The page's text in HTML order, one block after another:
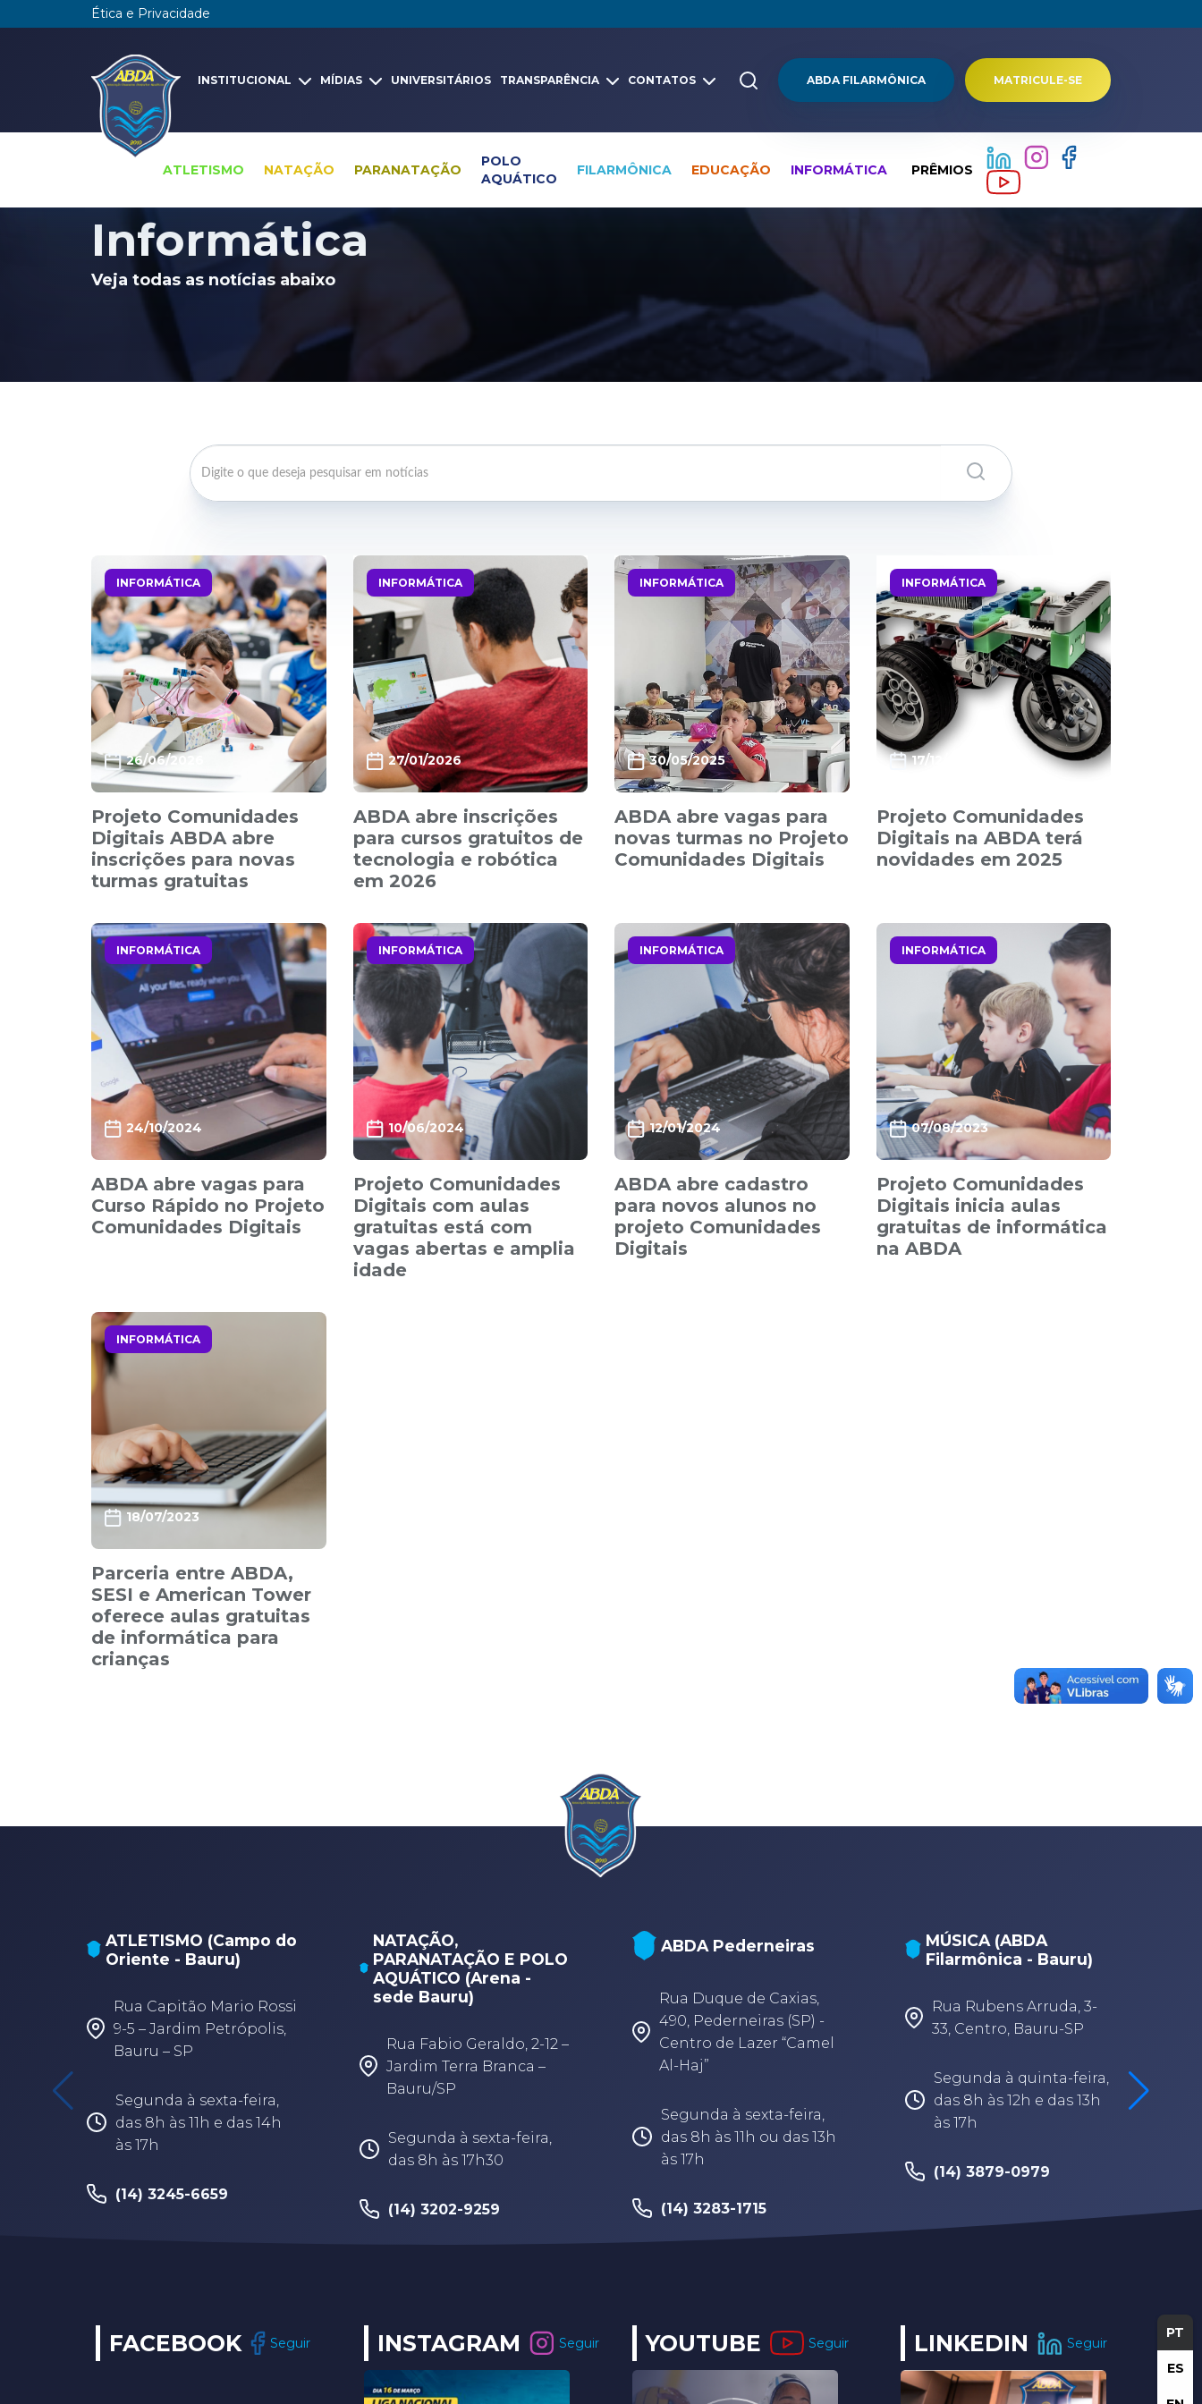
Ética e Privacidade
INSTITUCIONAL MÍDIAS UNIVERSITÁRIOS TRANSPARÊNCIA CONTATOS ABDA FILARMÔNICA MATRICULE-SE
ATLETISMO NATAÇÃO PARANATAÇÃO
POLO
AQUÁTICO
FILARMÔNICA EDUCAÇÃO INFORMÁTICA PRÊMIOS
PT
ES
Pesquisa global Notícias Informática
Informática
Veja todas as notícias abaixo
INFORMÁTICA
26/06/2026
Projeto Comunidades
Digitais ABDA abre
inscrições para novas
turmas gratuitas
INFORMÁTICA
27/01/2026
ABDA abre inscrições
para cursos gratuitos de
tecnologia e robótica
em 2026
INFORMÁTICA
30/05/2025
ABDA abre vagas para
novas turmas no Projeto
Comunidades Digitais
INFORMÁTICA
17/12/2024
Projeto Comunidades
Digitais na ABDA terá
novidades em 2025
INFORMÁTICA
24/10/2024
ABDA abre vagas para
Curso Rápido no Projeto
Comunidades Digitais
INFORMÁTICA
10/06/2024
Projeto Comunidades
Digitais com aulas
gratuitas está com
vagas abertas e amplia
idade
INFORMÁTICA
12/01/2024
ABDA abre cadastro
para novos alunos no
projeto Comunidades
Digitais
INFORMÁTICA
07/08/2023
Projeto Comunidades
Digitais inicia aulas
gratuitas de informática
na ABDA
INFORMÁTICA
18/07/2023
Parceria entre ABDA,
SESI e American Tower
oferece aulas gratuitas
de informática para
crianças
ATLETISMO (Campo do
Oriente - Bauru)
Rua Capitão Mario Rossi
9-5 – Jardim Petrópolis,
Bauru – SP
Segunda à sexta-feira,
das 8h às 11h e das 14h
às 17h
(14) 3245-6659
NATAÇÃO,
PARANATAÇÃO E POLO
AQUÁTICO (Arena -
sede Bauru)
Rua Fabio Geraldo, 2-12 –
Jardim Terra Branca –
Bauru/SP
Segunda à sexta-feira,
das 8h às 17h30
(14) 3202-9259
ABDA Pederneiras
Rua Duque de Caxias,
490, Pederneiras (SP) -
Centro de Lazer “Camel
Al-Haj”
Segunda à sexta-feira,
das 8h às 11h ou das 13h
às 17h
(14) 3283-1715
MÚSICA (ABDA
Filarmônica - Bauru)
Rua Rubens Arruda, 3-
33, Centro, Bauru-SP
Segunda à quinta-feira,
das 8h às 12h e das 13h
às 17h
(14) 3879-0979
FACEBOOK Seguir INSTAGRAM Seguir YOUTUBE Seguir LINKEDIN Seguir